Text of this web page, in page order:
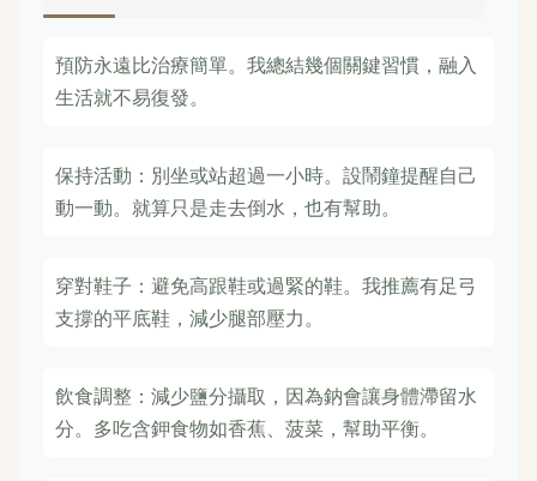
預防永遠比治療簡單。我總結幾個關鍵習慣，融入
生活就不易復發。
保持活動：別坐或站超過一小時。設鬧鐘提醒自己
動一動。就算只是走去倒水，也有幫助。
穿對鞋子：避免高跟鞋或過緊的鞋。我推薦有足弓
支撐的平底鞋，減少腿部壓力。
飲食調整：減少鹽分攝取，因為鈉會讓身體滯留水
分。多吃含鉀食物如香蕉、菠菜，幫助平衡。